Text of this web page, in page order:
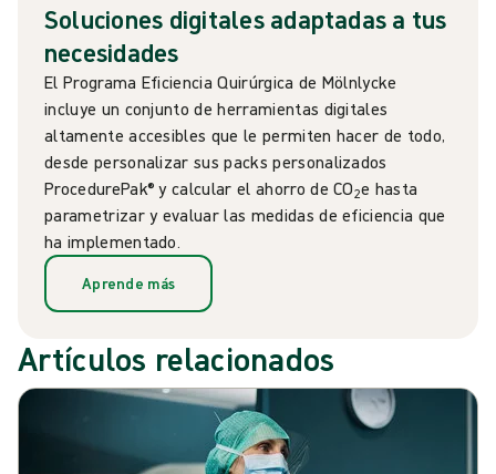
Soluciones digitales adaptadas a tus
necesidades
El Programa Eficiencia Quirúrgica de Mölnlycke
incluye un conjunto de herramientas digitales
altamente accesibles que le permiten hacer de todo,
desde personalizar sus packs personalizados
ProcedurePak® y calcular el ahorro de CO2e hasta
parametrizar y evaluar las medidas de eficiencia que
ha implementado.
Aprende más
Artículos relacionados